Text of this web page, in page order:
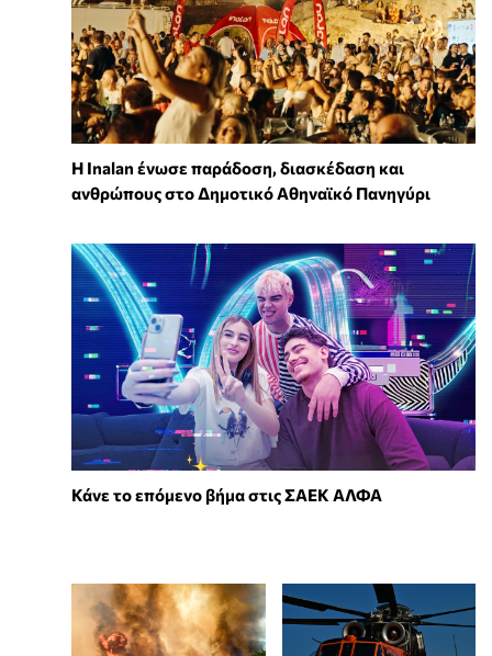
Η Inalan ένωσε παράδοση, διασκέδαση και
ανθρώπους στο Δημοτικό Αθηναϊκό Πανηγύρι
Κάνε το επόμενο βήμα στις ΣΑΕΚ ΑΛΦΑ